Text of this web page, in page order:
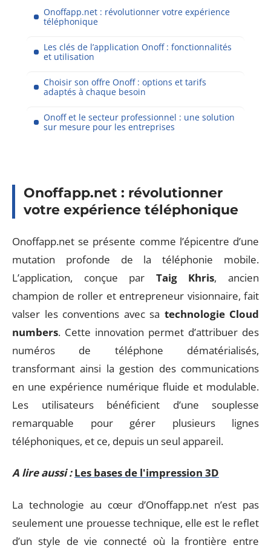
Onoffapp.net : révolutionner votre expérience
téléphonique
Les clés de l’application Onoff : fonctionnalités
et utilisation
Choisir son offre Onoff : options et tarifs
adaptés à chaque besoin
Onoff et le secteur professionnel : une solution
sur mesure pour les entreprises
Onoffapp.net : révolutionner
votre expérience téléphonique
Onoffapp.net se présente comme l’épicentre d’une
mutation profonde de la téléphonie mobile.
L’application, conçue par Taig Khris, ancien
champion de roller et entrepreneur visionnaire, fait
valser les conventions avec sa technologie Cloud
numbers. Cette innovation permet d’attribuer des
numéros de téléphone dématérialisés,
transformant ainsi la gestion des communications
en une expérience numérique fluide et modulable.
Les utilisateurs bénéficient d’une souplesse
remarquable pour gérer plusieurs lignes
téléphoniques, et ce, depuis un seul appareil.
A lire aussi : Les bases de l'impression 3D
La technologie au cœur d’Onoffapp.net n’est pas
seulement une prouesse technique, elle est le reflet
d’un style de vie connecté où la frontière entre